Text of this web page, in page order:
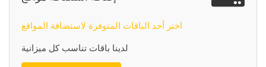
اختر أحد الباقات المتوفرة لاستضافة المواقع
لدينا باقات تناسب كل ميزانية